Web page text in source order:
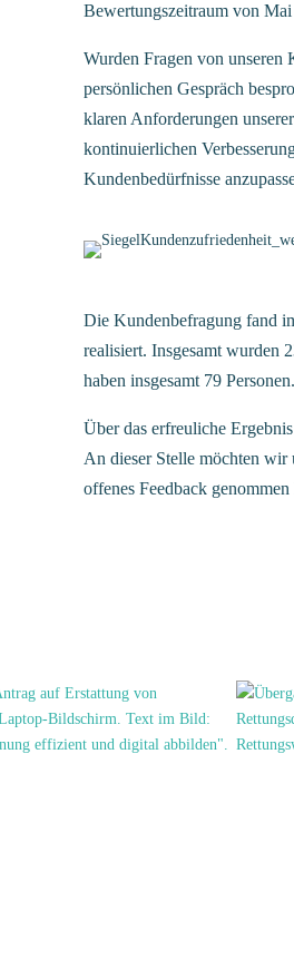
Bewertungszeitraum von
Wurden Fragen von unseren
persönlichen Gespräch
klaren Anforderungen
kontinuierlichen
Kundenbedürfnisse
Die Kundenbefragung fand
realisiert. Insgesamt wurden
haben insgesamt 79
Über das erfreuliche
An dieser Stelle möchten
offenes Feedback